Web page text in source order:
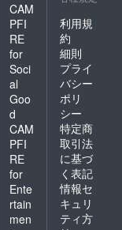
リコー
ス 通
称 焼
肉タッ
カンマ
リコー
18,000
円(税別)
・焼肉
としゃ
ぶしゃ
ぶコー
ス 通
称 焼
肉しゃ
ぶコー
CAM
PFI
RE
for
Soci
al
Goo
d
CAM
PFI
RE
for
Ente
rtain
men
利用規
約
細則
プライ
バシー
ポリ
シー
特定商
取引法
に基づ
く表記
情報セ
キュリ
ティ方